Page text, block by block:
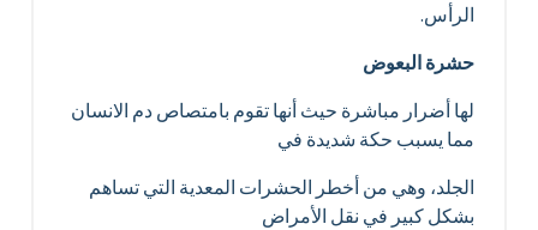
الرأس.
حشرة البعوض
لها أضرار مباشرة حيث أنها تقوم بامتصاص دم الانسان
مما يسبب حكة شديدة في
الجلد، وهي من أخطر الحشرات المعدية التي تساهم
بشكل كبير في نقل الأمراض